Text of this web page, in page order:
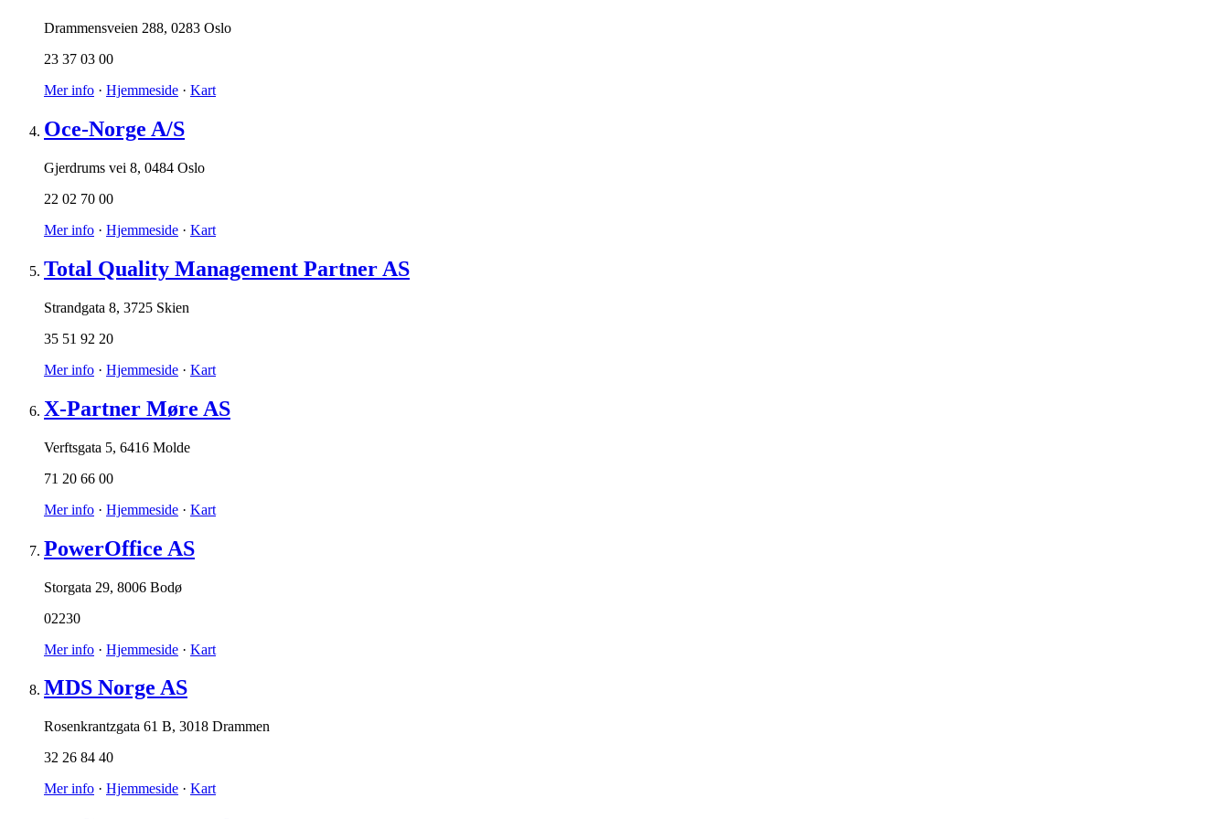
Drammensveien 288, 0283 Oslo
23 37 03 00
Mer info · Hjemmeside · Kart
Oce-Norge A/S
Gjerdrums vei 8, 0484 Oslo
22 02 70 00
Mer info · Hjemmeside · Kart
Total Quality Management Partner AS
Strandgata 8, 3725 Skien
35 51 92 20
Mer info · Hjemmeside · Kart
X-Partner Møre AS
Verftsgata 5, 6416 Molde
71 20 66 00
Mer info · Hjemmeside · Kart
PowerOffice AS
Storgata 29, 8006 Bodø
02230
Mer info · Hjemmeside · Kart
MDS Norge AS
Rosenkrantzgata 61 B, 3018 Drammen
32 26 84 40
Mer info · Hjemmeside · Kart